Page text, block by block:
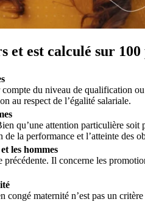
et est calculé sur
du niveau de qualification
au respect de l’égalité salariale.
qu’une attention particulière
la performance et l’atteinte des
les hommes
Il concerne les
maternité n’est pas un